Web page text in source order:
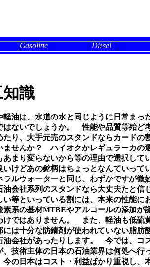
Gasoline Diesel
識
油は、水道の水と同じように日常まっ
はないでしょうか。 性能や品質等殆ど
たり、大手元売のスタンドならカードの
ませんか？ ハイオクかレギュラーカの
あまり変らないから等の理由で選択し
いけどあの銘柄はちょっとなんていっ
ラルウォーターと同じ、わずかですが微
会社系列のスタンドなら大丈夫たと信
い等といっている割には、本来の性能に
素系の基材MTBEやアルコールの添加が
けではありません。 また、軽油も低硫
には十分な防錆剤が使われていない脂肪
油会社があったりします。 今では、コ
、技術主体の日本の石油業界は何処へ行
の日本はコスト・利益ばかり重視し、